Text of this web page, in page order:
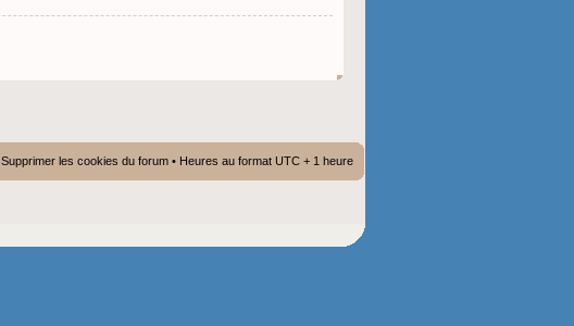
Supprimer les cookies du forum • Heures au format UTC + 1 heure